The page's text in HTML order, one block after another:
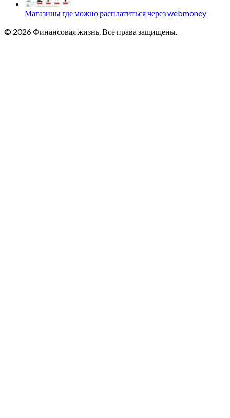
Магазины где можно расплатиться через webmoney
© 2026 Финансовая жизнь. Все права защищены.